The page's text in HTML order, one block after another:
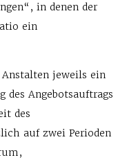
in denen der
ein
jeweils ein
des Angebotsauftrags
des
auf zwei Perioden